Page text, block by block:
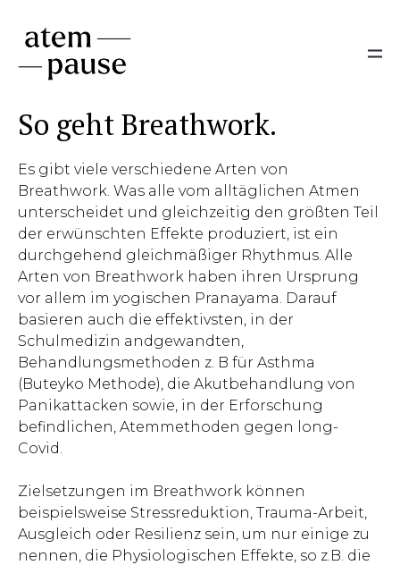
So geht Breathwork.
Es gibt viele verschiedene Arten von
Breathwork. Was alle vom alltäglichen Atmen
unterscheidet und gleichzeitig den größten Teil
der erwünschten Effekte produziert, ist ein
durchgehend gleichmäßiger Rhythmus. Alle
Arten von Breathwork haben ihren Ursprung
vor allem im yogischen Pranayama. Darauf
basieren auch die effektivsten, in der
Schulmedizin andgewandten,
Behandlungsmethoden z. B für Asthma
(Buteyko Methode), die Akutbehandlung von
Panikattacken sowie, in der Erforschung
befindlichen, Atemmethoden gegen long-
Covid.
Zielsetzungen im Breathwork können
beispielsweise Stressreduktion, Trauma-Arbeit,
Ausgleich oder Resilienz sein, um nur einige zu
nennen, die Physiologischen Effekte, so z.B. die